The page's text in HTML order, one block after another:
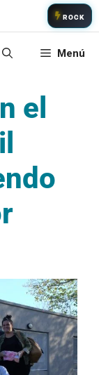
ROCK
Menú
el